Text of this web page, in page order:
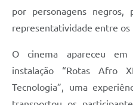
por personagens negros,
representatividade entre os
O cinema apareceu
instalação “Rotas Afro
Tecnologia”, uma